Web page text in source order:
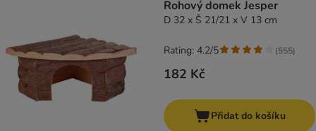
Rohový domek Jesper
D 32 x Š 21/21 x V 13 cm
182 Kč
Rating: 4.2/5 (555)
Přidat do košíku